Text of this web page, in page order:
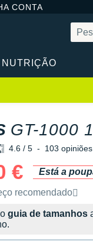
CONTA
NUTRIÇÃO
GT-1000
4.6 / 5 - 103 opiniões
€
Está a
recomendado
recomendado
guia de tamanhos